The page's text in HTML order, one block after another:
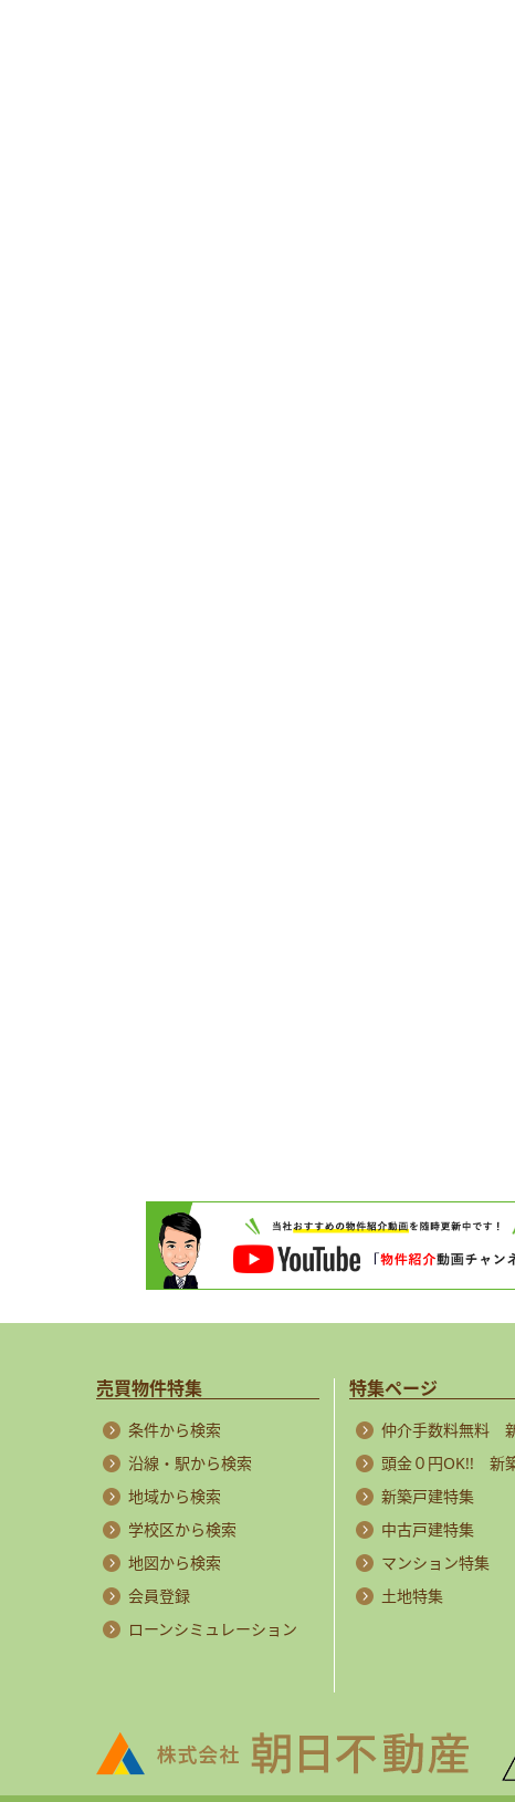
売買物件特集
条件から検索
沿線・駅から検索
地域から検索
学校区から検索
地図から検索
会員登録
ローンシミュレーション
特集ページ
仲介手数料無料
頭金０円OK!! 新
新築戸建特集
中古戸建特集
マンション特集
土地特集